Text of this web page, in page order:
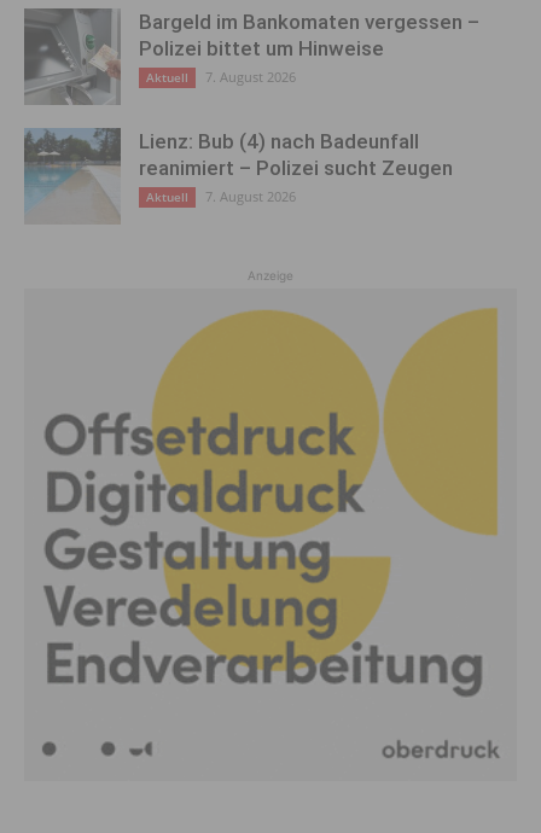
Bargeld im Bankomaten vergessen –
Polizei bittet um Hinweise
Aktuell 7. August 2026
Lienz: Bub (4) nach Badeunfall
reanimiert – Polizei sucht Zeugen
Aktuell 7. August 2026
Anzeige